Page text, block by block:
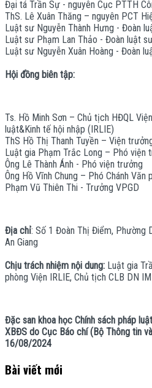
Đại tá Trần Sự - nguyên Cục PTTH
ThS. Lê Xuân Thăng – nguyên PCT
Luật sư Nguyễn Thành Hưng - Đoàn
Luật sư Phạm Lan Thảo - Đoàn luật
Luật sư Nguyễn Xuân Hoàng - Đoàn
Hội đồng biên tập:
Ts. Hồ Minh Sơn – Chủ tịch HĐQL
luật&Kinh tế hội nhập (IRLIE)
ThS Hồ Thị Thanh Tuyền – Viện
Luật gia Phạm Trắc Long – Phó viện
Ông Lê Thành Ánh - Phó viện trưởng
Ông Hồ Vĩnh Chung – Phó Chánh Văn
Phạm Vũ Thiên Thi - Trưởng VPGD
Địa chỉ: Số 1 Đoàn Thị Điểm, Phường
An Giang
Chịu trách nhiệm nội dung: Luật gia
phòng Viện IRLIE, Chủ tịch CLB DN
Đặc san khoa học Chính sách pháp
XBĐS do Cục Báo chí (Bộ Thông tin
16/08/2024
Bài viết mới